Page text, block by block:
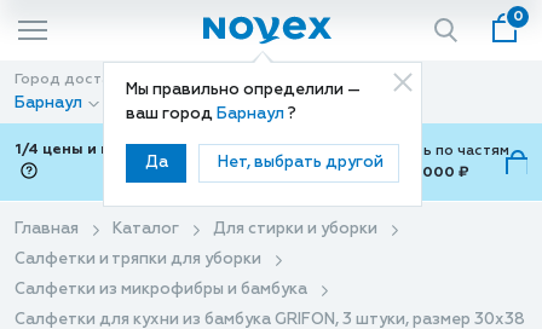
Мы правильно определили —
ваш город Барнаул ?
Да Нет, выбрать другой
0
Город доставки
Барнаул
Способ доставки
Доставка
1/4 цены и покупки ваши с Подели
Можно оплатить по частям
от 700 ₽ до 15,000 ₽
Главная Каталог
Для стирки и уборки
Салфетки и тряпки для уборки
Салфетки из микрофибры и бамбука
Салфетки для кухни из бамбука GRIFON, 3 штуки, размер 30х38